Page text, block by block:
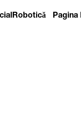
Robotică Pagina